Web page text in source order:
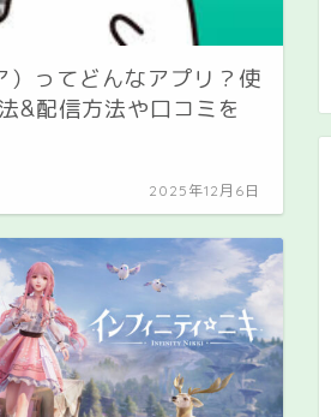
ってどんなアプリ？使
&配信方法や口コミを
2025年12月6日